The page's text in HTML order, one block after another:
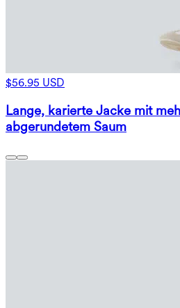
$56.95 USD
Lange, karierte Jacke mit
abgerundetem Saum